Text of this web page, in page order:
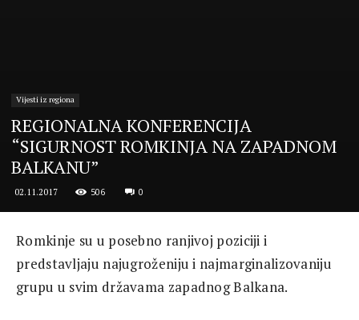
Vijesti iz regiona
REGIONALNA KONFERENCIJA
“SIGURNOST ROMKINJA NA ZAPADNOM
BALKANU”
02.11.2017 506 0
Romkinje su u posebno ranjivoj poziciji i
predstavljaju najugroženiju i najmarginalizovaniju
grupu u svim državama zapadnog Balkana.